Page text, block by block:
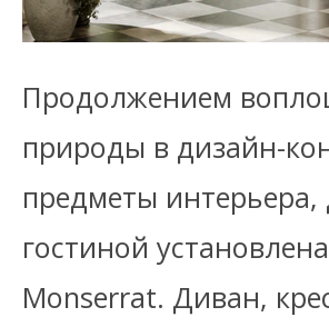
Продолжением
природы в дизайн-
предметы интерьера,
гостиной
Monserrat. Диван,